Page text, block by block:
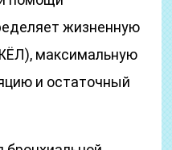
жизненную
максимальную
и остаточный